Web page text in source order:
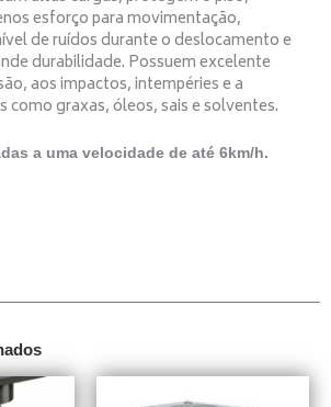
esforço para movimentação,
de ruídos durante o deslocamento e
durabilidade. Possuem excelente
aos impactos, intempéries e a
como graxas, óleos, sais e solventes.
a uma velocidade de até 6km/h.